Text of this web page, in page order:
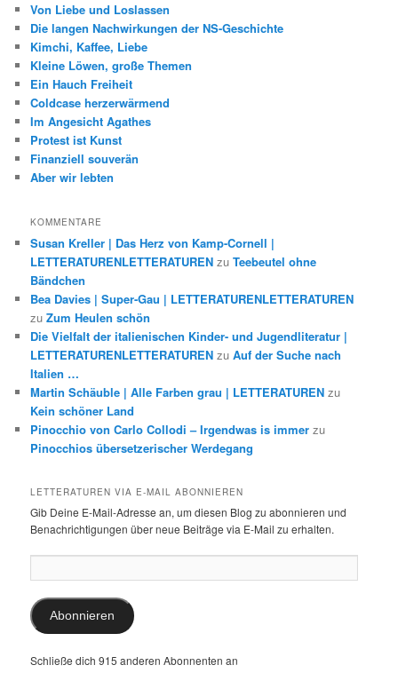
Von Liebe und Loslassen
Die langen Nachwirkungen der NS-Geschichte
Kimchi, Kaffee, Liebe
Kleine Löwen, große Themen
Ein Hauch Freiheit
Coldcase herzerwärmend
Im Angesicht Agathes
Protest ist Kunst
Finanziell souverän
Aber wir lebten
KOMMENTARE
Susan Kreller | Das Herz von Kamp-Cornell |
LETTERATURENLETTERATUREN zuTeebeutel ohne
Bändchen
Bea Davies | Super-Gau | LETTERATURENLETTERATUREN
zuZum Heulen schön
Die Vielfalt der italienischen Kinder- und Jugendliteratur |
LETTERATURENLETTERATUREN zuAuf der Suche nach
Italien …
Martin Schäuble | Alle Farben grau | LETTERATUREN zu
Kein schöner Land
Pinocchio von Carlo Collodi – Irgendwas is immer zu
Pinocchios übersetzerischer Werdegang
LETTERATUREN VIA E-MAIL ABONNIEREN
Gib Deine E-Mail-Adresse an, um diesen Blog zu abonnieren und
Benachrichtigungen über neue Beiträge via E-Mail zu erhalten.
Mail-
Adresse:
Abonnieren
Schließe dich 915 anderen Abonnenten an